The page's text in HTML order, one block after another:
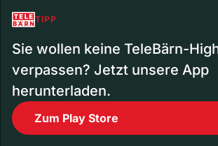
TIPP
Sie wollen keine TeleBärn-
verpassen? Jetzt unsere App
herunterladen.
Zum Play Store